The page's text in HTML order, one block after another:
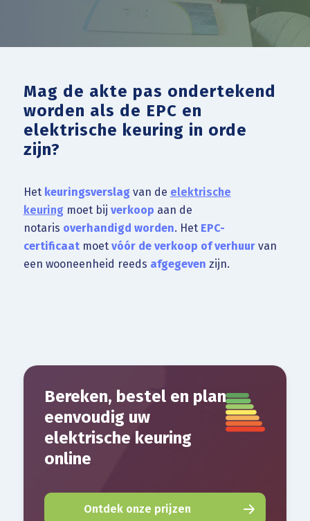
Mag de akte pas ondertekend
worden als de EPC en
elektrische keuring in orde
zijn?
Het keuringsverslagvan de elektrische
keuring moet bij verkoop aan de
notaris overhandigd worden. Het EPC-
certificaatmoet vóór de verkoop of verhuurvan
een wooneenheid reeds afgegeven zijn.
Bereken, bestel en plan
eenvoudig uw
elektrische keuring
online
Ontdek onze prijzen